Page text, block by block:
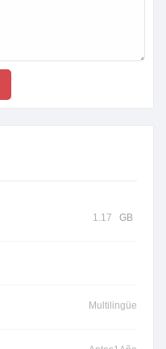
1.17 GB
Multilingüe